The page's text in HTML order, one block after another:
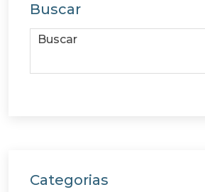
Buscar
Buscar
Categorias